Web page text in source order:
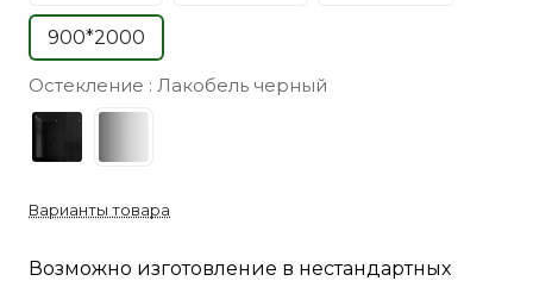
900*2000
Остекление : Лакобель черный
Варианты товара
Возможно изготовление в нестандартных